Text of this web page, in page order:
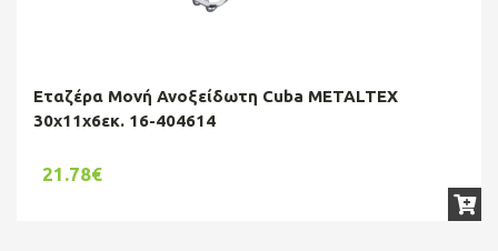
Εταζέρα Μονή Ανοξείδωτη Cuba METALTEX
30x11x6εκ. 16-404614
21.78€